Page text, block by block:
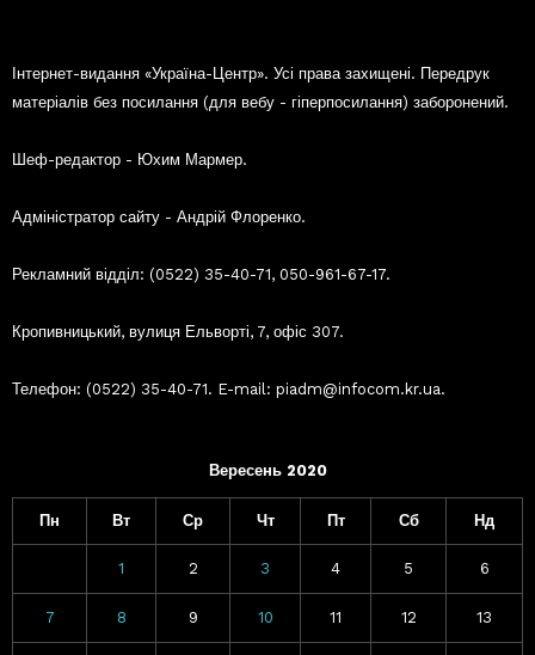
Інтернет-видання «Україна-Центр». Усі права захищені. Передрук
матеріалів без посилання (для вебу - гіперпосилання) заборонений.
Шеф-редактор - Юхим Мармер.
Адміністратор сайту - Андрій Флоренко.
Рекламний відділ: (0522) 35-40-71, 050-961-67-17.
Кропивницький, вулиця Ельворті, 7, офіс 307.
Телефон: (0522) 35-40-71. E-mail: piadm@infocom.kr.ua.
Вересень 2020
Пн Вт Ср Чт Пт Сб Нд
1 2 3 4 5 6
7 8 9 10 11 12 13